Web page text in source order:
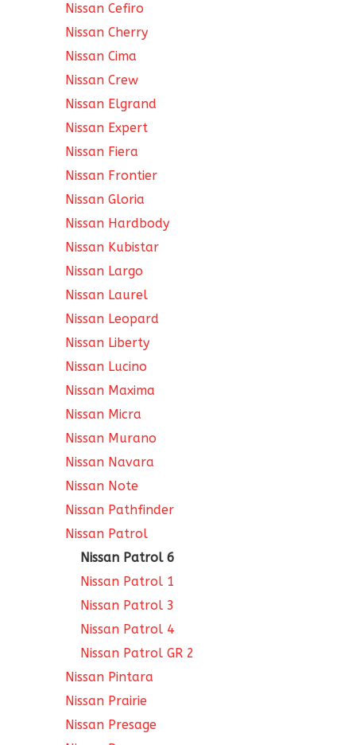
Nissan Cefiro
Nissan Cherry
Nissan Cima
Nissan Crew
Nissan Elgrand
Nissan Expert
Nissan Fiera
Nissan Frontier
Nissan Gloria
Nissan Hardbody
Nissan Kubistar
Nissan Largo
Nissan Laurel
Nissan Leopard
Nissan Liberty
Nissan Lucino
Nissan Maxima
Nissan Micra
Nissan Murano
Nissan Navara
Nissan Note
Nissan Pathfinder
Nissan Patrol
Nissan Patrol 6
Nissan Patrol 1
Nissan Patrol 3
Nissan Patrol 4
Nissan Patrol GR 2
Nissan Pintara
Nissan Prairie
Nissan Presage